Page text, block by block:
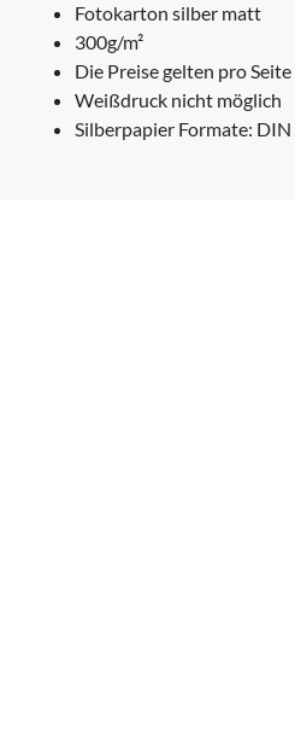
Fotokarton silber matt
300g/m²
Die Preise gelten pro Seite
Weißdruck nicht möglich
Silberpapier Formate: